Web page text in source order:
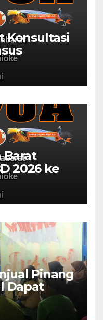
Konsultasi
Barat
2026 ke
Pinang
Dapat